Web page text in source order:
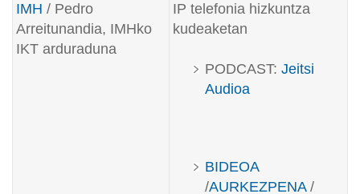
IMH / Pedro
Arreitunandia, IMHko
IKT arduraduna
IP telefonia hizkuntza
kudeaketan
PODCAST: Jeitsi
Audioa
BIDEOA
/AURKEZPENA /